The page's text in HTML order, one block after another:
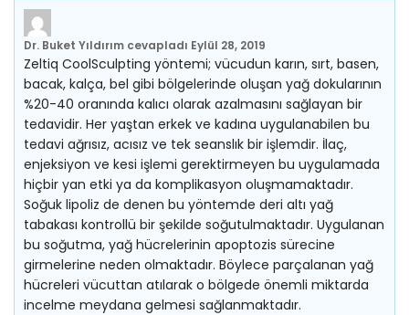
Dr. Buket Yıldırım cevapladı Eylül 28, 2019
Zeltiq CoolSculpting yöntemi; vücudun karın, sırt, basen,
bacak, kalça, bel gibi bölgelerinde oluşan yağ dokularının
%20-40 oranında kalıcı olarak azalmasını sağlayan bir
tedavidir. Her yaştan erkek ve kadına uygulanabilen bu
tedavi ağrısız, acısız ve tek seanslık bir işlemdir. İlaç,
enjeksiyon ve kesi işlemi gerektirmeyen bu uygulamada
hiçbir yan etki ya da komplikasyon oluşmamaktadır.
Soğuk lipoliz de denen bu yöntemde deri altı yağ
tabakası kontrollü bir şekilde soğutulmaktadır. Uygulanan
bu soğutma, yağ hücrelerinin apoptozis sürecine
girmelerine neden olmaktadır. Böylece parçalanan yağ
hücreleri vücuttan atılarak o bölgede önemli miktarda
incelme meydana gelmesi sağlanmaktadır.